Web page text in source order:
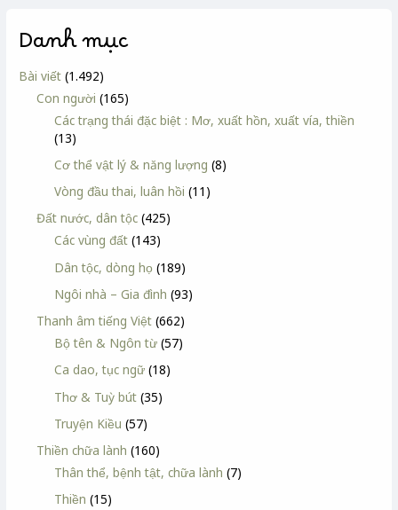
Danh mục
Bài viết (1.492)
Con người (165)
Các trạng thái đặc biệt : Mơ, xuất hồn, xuất vía, thiền
(13)
Cơ thể vật lý & năng lượng (8)
Vòng đầu thai, luân hồi (11)
Đất nước, dân tộc (425)
Các vùng đất (143)
Dân tộc, dòng họ (189)
Ngôi nhà – Gia đình (93)
Thanh âm tiếng Việt (662)
Bộ tên & Ngôn từ (57)
Ca dao, tục ngữ (18)
Thơ & Tuỳ bút (35)
Truyện Kiều (57)
Thiền chữa lành (160)
Thân thể, bệnh tật, chữa lành (7)
Thiền (15)